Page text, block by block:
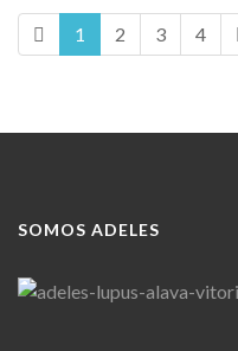
1 2 3 4
SOMOS ADELES